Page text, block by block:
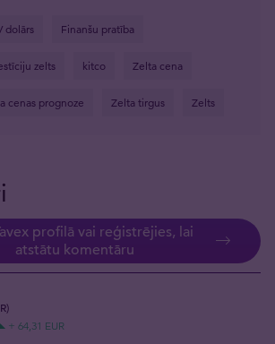
dolārs Finanšu pratība
zelts kitco Zelta cena
cenas prognoze Zelta tirgus Zelts
profilā vai reģistrējies, lai
atstātu komentāru
+ 64,31 EUR